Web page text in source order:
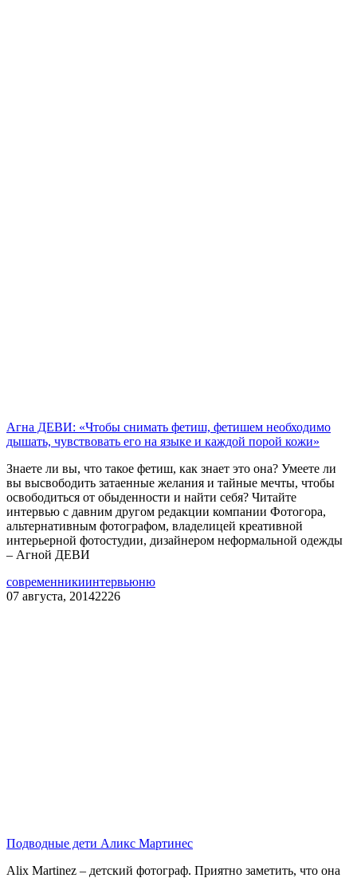
Агна ДЕВИ: «Чтобы снимать фетиш, фетишем необходимо
дышать, чувствовать его на языке и каждой порой кожи»
Знаете ли вы, что такое фетиш, как знает это она? Умеете ли
вы высвободить затаенные желания и тайные мечты, чтобы
освободиться от обыденности и найти себя? Читайте
интервью с давним другом редакции компании Фотогора,
альтернативным фотографом, владелицей креативной
интерьерной фотостудии, дизайнером неформальной одежды
– Агной ДЕВИ
современникиинтервьюню
07 августа, 20142226
Подводные дети Аликс Мартинес
Alix Martinez – детский фотограф. Приятно заметить, что она